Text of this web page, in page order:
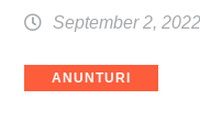
September 2, 2022
Categories
ANUNTURI